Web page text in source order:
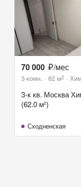
70 000 /мес
3-комн. 62 м2
3-к кв. Москва
(62.0 м²)
Сходненская